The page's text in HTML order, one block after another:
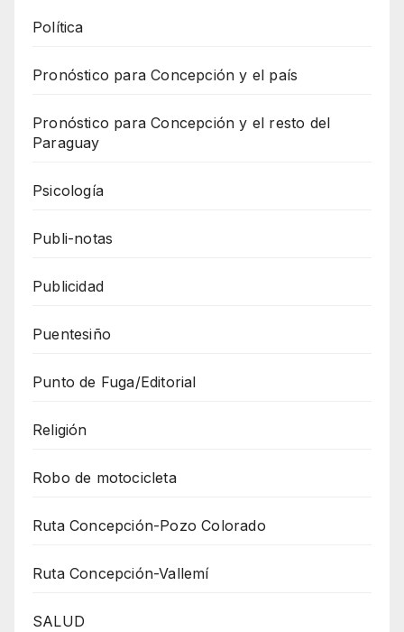
Política
Pronóstico para Concepción y el país
Pronóstico para Concepción y el resto del
Paraguay
Psicología
Publi-notas
Publicidad
Puentesiño
Punto de Fuga/Editorial
Religión
Robo de motocicleta
Ruta Concepción-Pozo Colorado
Ruta Concepción-Vallemí
SALUD